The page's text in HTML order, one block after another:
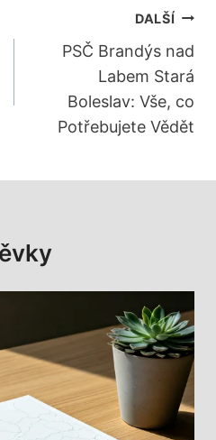
DALŠÍ
PSČ Brandýs nad
Labem Stará
Boleslav: Vše, co
Potřebujete Vědět